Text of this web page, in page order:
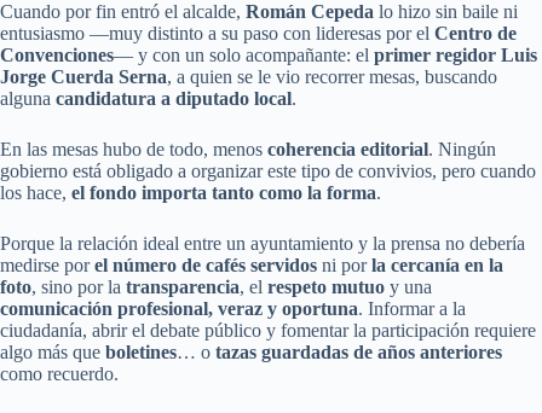
Cuando por fin entró el alcalde, Román Cepeda lo hizo sin baile ni
entusiasmo —muy distinto a su paso con lideresas por el Centro de
Convenciones— y con un solo acompañante: el primer regidor Luis
Jorge Cuerda Serna, a quien se le vio recorrer mesas, buscando
alguna candidatura a diputado local.
En las mesas hubo de todo, menos coherencia editorial. Ningún
gobierno está obligado a organizar este tipo de convivios, pero cuando
los hace, el fondo importa tanto como la forma.
Porque la relación ideal entre un ayuntamiento y la prensa no debería
medirse porel número de cafés servidos ni porla cercanía en la
foto, sino por la transparencia, el respeto mutuo y una
comunicación profesional, veraz y oportuna. Informar a la
ciudadanía, abrir el debate público y fomentar la participación requiere
algo más que boletines… o tazas guardadas de años anteriores
como recuerdo.